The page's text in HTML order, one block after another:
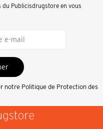
du Publicisdrugstore en vous
notre Politique de Protection des